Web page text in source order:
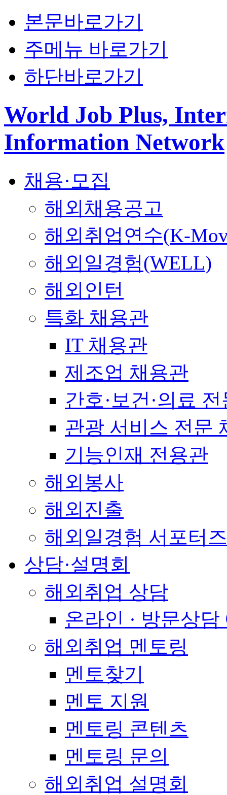
본문바로가기
주메뉴 바로가기
하단바로가기
World Job Plus,
Information Network
채용·모집
해외채용공고
해외취업연수(K-
해외일경험(WELL)
해외인턴
특화 채용관
IT 채용관
제조업 채용관
간호·보건·의료
관광 서비스 전문
기능인재 전용관
해외봉사
해외진출
해외일경험 서포터
상담·설명회
해외취업 상담
온라인 · 방문상담
해외취업 멘토링
멘토찾기
멘토 지원
멘토링 콘텐츠
멘토링 문의
해외취업 설명회